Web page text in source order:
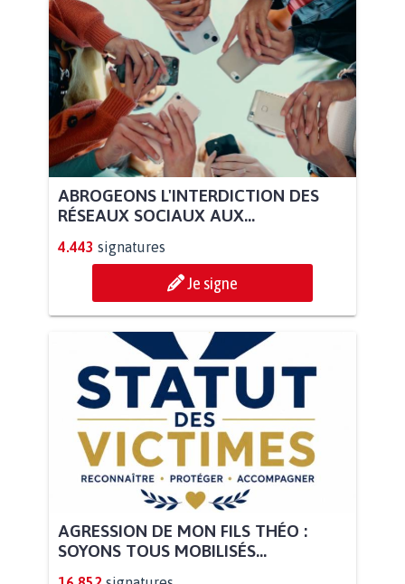
ABROGEONS L'INTERDICTION DES
RÉSEAUX SOCIAUX AUX...
4.443 signatures
Je signe
AGRESSION DE MON FILS THÉO :
SOYONS TOUS MOBILISÉS...